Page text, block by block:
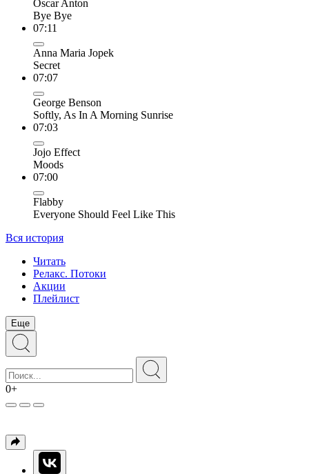
Oscar Anton
Bye Bye
07:11
Anna Maria Jopek
Secret
07:07
George Benson
Softly, As In A Morning Sunrise
07:03
Jojo Effect
Moods
07:00
Flabby
Everyone Should Feel Like This
Вся история
Читать
Релакс. Потоки
Акции
Плейлист
Еще
0+